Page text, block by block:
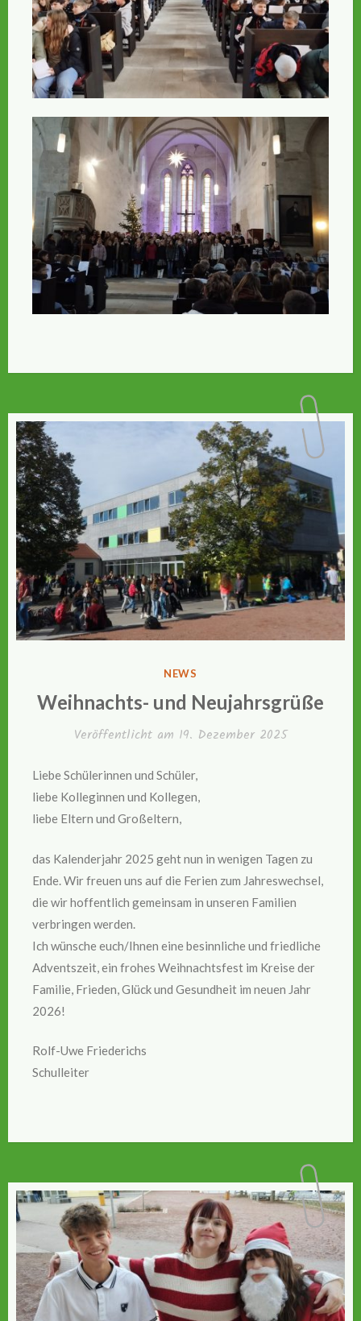
VERÖFFENTLICHT
NEWS
Weihnachts- und Neujahrsgrüße
Veröffentlicht am 19. Dezember 2025
Liebe Schülerinnen und Schüler,
liebe Kolleginnen und Kollegen,
liebe Eltern und Großeltern,
das Kalenderjahr 2025 geht nun in wenigen Tagen zu
Ende. Wir freuen uns auf die Ferien zum Jahreswechsel,
die wir hoffentlich gemeinsam in unseren Familien
verbringen werden.
Ich wünsche euch/Ihnen eine besinnliche und friedliche
Adventszeit, ein frohes Weihnachtsfest im Kreise der
Familie, Frieden, Glück und Gesundheit im neuen Jahr
2026!
Rolf-Uwe Friederichs
Schulleiter